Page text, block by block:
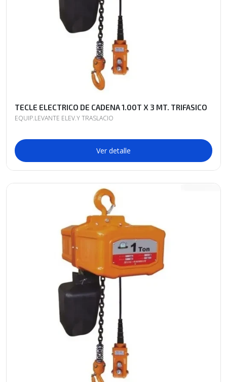
TECLE ELECTRICO DE CADENA 1.00T X 3 MT. TRIFASICO
EQUIP.LEVANTE ELEV.Y TRASLACIO
Ver detalle